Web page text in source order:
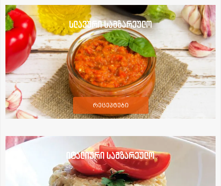
სლავური სამზარეულო
რეცეპტები
იტალიური სამზარეულო